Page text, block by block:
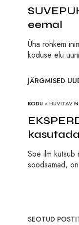
eemal
Üha rohkem
koduse elu
JÄRGMISED
KODU >HUVITAV
kasutada
Soe ilm kutsub
soodsamad,
SEOTUD